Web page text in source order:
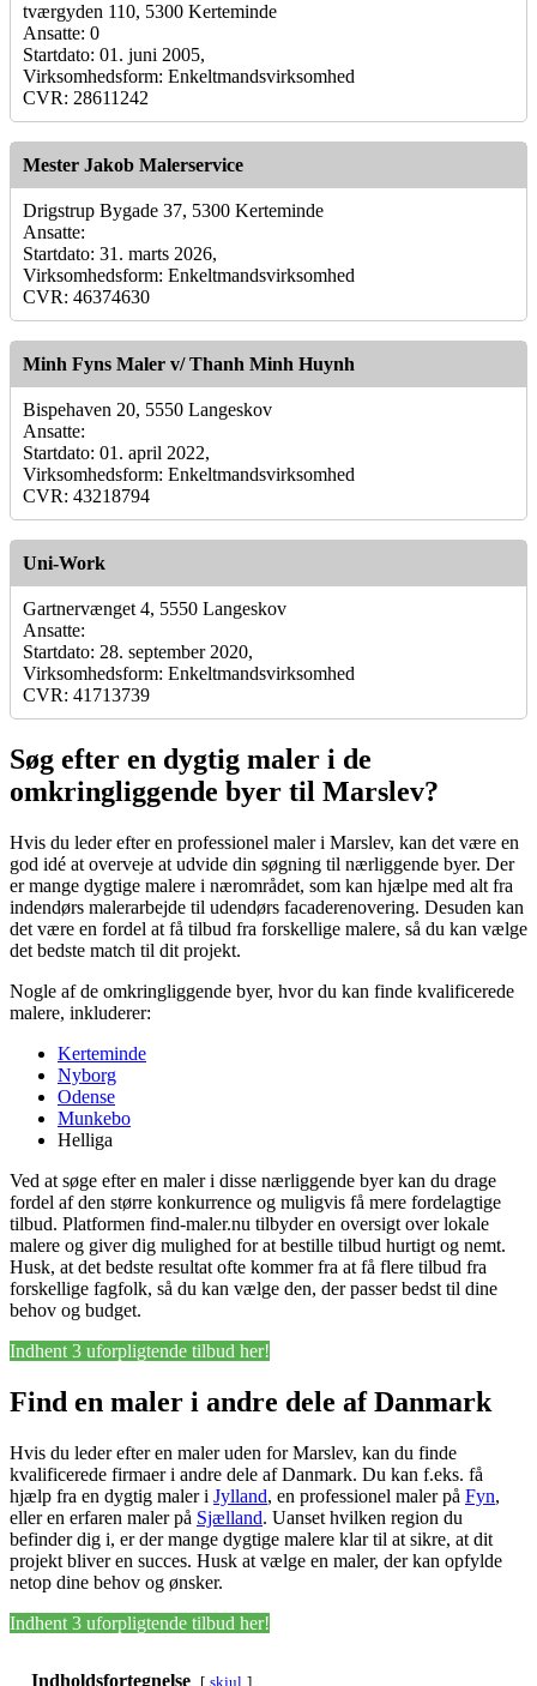
tværgyden 110, 5300 Kerteminde
Ansatte: 0
Startdato: 01. juni 2005,
Virksomhedsform: Enkeltmandsvirksomhed
CVR: 28611242
Mester Jakob Malerservice
Drigstrup Bygade 37, 5300 Kerteminde
Ansatte:
Startdato: 31. marts 2026,
Virksomhedsform: Enkeltmandsvirksomhed
CVR: 46374630
Minh Fyns Maler v/ Thanh Minh Huynh
Bispehaven 20, 5550 Langeskov
Ansatte:
Startdato: 01. april 2022,
Virksomhedsform: Enkeltmandsvirksomhed
CVR: 43218794
Uni-Work
Gartnervænget 4, 5550 Langeskov
Ansatte:
Startdato: 28. september 2020,
Virksomhedsform: Enkeltmandsvirksomhed
CVR: 41713739
Søg efter en dygtig maler i de
omkringliggende byer til Marslev?
Hvis du leder efter en professionel maler i Marslev, kan det være en
god idé at overveje at udvide din søgning til nærliggende byer. Der
er mange dygtige malere i nærområdet, som kan hjælpe med alt fra
indendørs malerarbejde til udendørs facaderenovering. Desuden kan
det være en fordel at få tilbud fra forskellige malere, så du kan vælge
det bedste match til dit projekt.
Nogle af de omkringliggende byer, hvor du kan finde kvalificerede
malere, inkluderer:
Kerteminde
Nyborg
Odense
Munkebo
Helliga
Ved at søge efter en maler i disse nærliggende byer kan du drage
fordel af den større konkurrence og muligvis få mere fordelagtige
tilbud. Platformen find-maler.nu tilbyder en oversigt over lokale
malere og giver dig mulighed for at bestille tilbud hurtigt og nemt.
Husk, at det bedste resultat ofte kommer fra at få flere tilbud fra
forskellige fagfolk, så du kan vælge den, der passer bedst til dine
behov og budget.
Indhent 3 uforpligtende tilbud her!
Find en maler i andre dele af Danmark
Hvis du leder efter en maler uden for Marslev, kan du finde
kvalificerede firmaer i andre dele af Danmark. Du kan f.eks. få
hjælp fra en dygtig maler i Jylland, en professionel maler på Fyn,
eller en erfaren maler på Sjælland. Uanset hvilken region du
befinder dig i, er der mange dygtige malere klar til at sikre, at dit
projekt bliver en succes. Husk at vælge en maler, der kan opfylde
netop dine behov og ønsker.
Indhent 3 uforpligtende tilbud her!
Indholdsfortegnelse skjul